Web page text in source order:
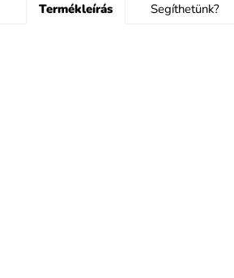
Termékleírás Segíthetünk?